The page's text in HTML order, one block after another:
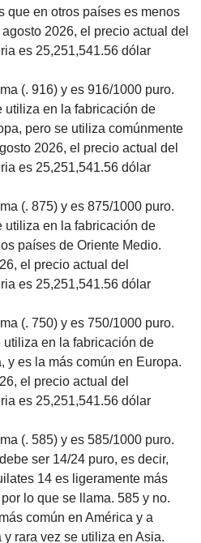
que en otros países es menos
2026, el precio actual del
es 25,251,541.56 dólar
(. 916) y es 916/1000 puro.
utiliza en la fabricación de
pero se utiliza comúnmente
2026, el precio actual del
es 25,251,541.56 dólar
(. 875) y es 875/1000 puro.
utiliza en la fabricación de
países de Oriente Medio.
el precio actual del
es 25,251,541.56 dólar
(. 750) y es 750/1000 puro.
utiliza en la fabricación de
y es la más común en Europa.
el precio actual del
es 25,251,541.56 dólar
(. 585) y es 585/1000 puro.
ser 14/24 puro, es decir,
14 es ligeramente más
lo que se llama. 585 y no.
común en América y a
rara vez se utiliza en Asia.